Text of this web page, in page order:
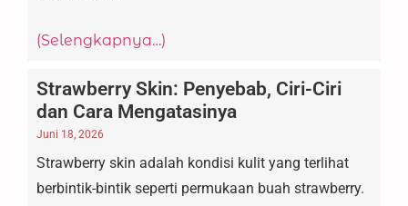
(Selengkapnya…)
Strawberry Skin: Penyebab, Ciri-Ciri
dan Cara Mengatasinya
Juni 18, 2026
Strawberry skin adalah kondisi kulit yang terlihat
berbintik-bintik seperti permukaan buah strawberry.